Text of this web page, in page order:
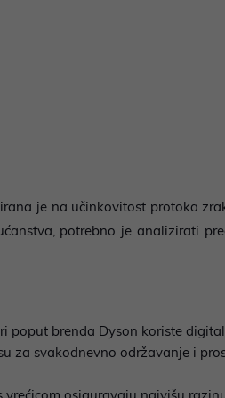
je na učinkovitost protoka
potrebno je analizirati
poput brenda Dyson koriste
za svakodnevno održavanje i